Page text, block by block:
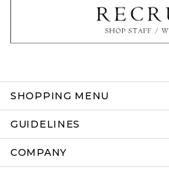
SHOPPING MENU
GUIDELINES
COMPANY